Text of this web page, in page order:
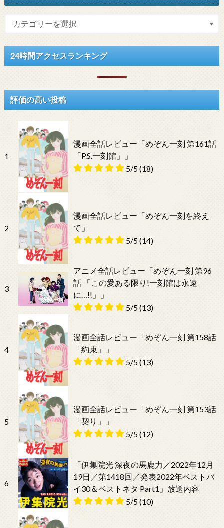
24時間アクセスランキング
評価の高い投稿
1
漫画全話レビュー「めぞん一刻 第161話
「P.S.一刻館」」
5/5(18)
2
漫画全話レビュー「めぞん一刻を終え
て」
5/5(14)
3
アニメ全話レビュー「めぞん一刻 第96
話 「この愛ある限り!一刻館は永遠
に…!!」」
5/5(13)
4
漫画全話レビュー「めぞん一刻 第158話
「約束」」
5/5(13)
5
漫画全話レビュー「めぞん一刻 第153話
「契り」」
5/5(12)
6
「伊集院光 深夜の馬鹿力／2022年12月
19日／第1418回／発表2022年ベストバ
イ30＆ベストネタ Part1」放送内容
5/5(10)